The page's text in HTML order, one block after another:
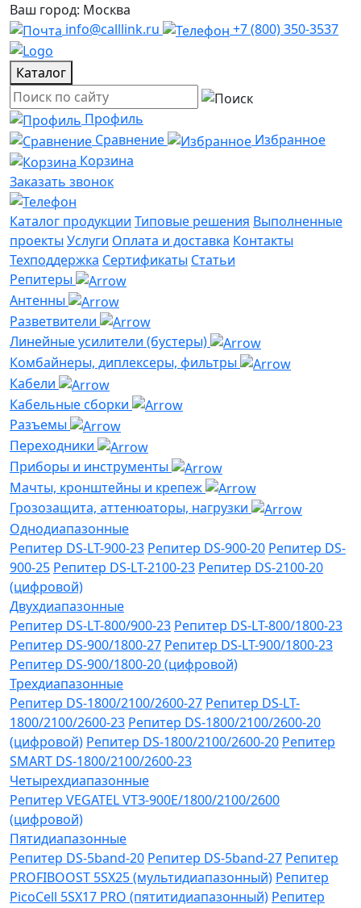
Ваш город: Москва
info@calllink.ru
+7 (800) 350-3537
Каталог
Профиль
Сравнение
Избранное
Корзина
Заказать звонок
Каталог продукции Типовые решения Выполненные
проекты Услуги Оплата и доставка Контакты
Техподдержка Сертификаты Статьи
Репитеры
Антенны
Разветвители
Линейные усилители (бустеры)
Комбайнеры, диплексеры, фильтры
Кабели
Кабельные сборки
Разъемы
Переходники
Приборы и инструменты
Мачты, кронштейны и крепеж
Грозозащита, аттенюаторы, нагрузки
Однодиапазонные
Репитер DS-LT-900-23 Репитер DS-900-20 Репитер DS-
900-25 Репитер DS-LT-2100-23 Репитер DS-2100-20
(цифровой)
Двухдиапазонные
Репитер DS-LT-800/900-23 Репитер DS-LT-800/1800-23
Репитер DS-900/1800-27 Репитер DS-LT-900/1800-23
Репитер DS-900/1800-20 (цифровой)
Трехдиапазонные
Репитер DS-1800/2100/2600-27 Репитер DS-LT-
1800/2100/2600-23 Репитер DS-1800/2100/2600-20
(цифровой) Репитер DS-1800/2100/2600-20 Репитер
SMART DS-1800/2100/2600-23
Четырехдиапазонные
Репитер VЕGATEL VТЗ-900Е/1800/2100/2600
(цифровой)
Пятидиапазонные
Репитер DS-5band-20 Репитер DS-5band-27 Репитер
PROFIBOOST 5SX25 (мультидиапазонный) Репитер
PicoCell 5SX17 PRO (пятитидиапазонный) Репитер